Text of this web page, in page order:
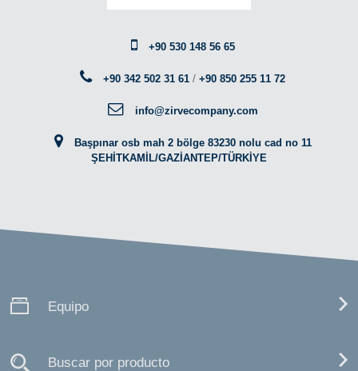
+90 530 148 56 65
+90 342 502 31 61 /+90 850 255 11 72
info@zirvecompany.com
Başpınar osb mah 2 bölge 83230 nolu cad no 11
ŞEHİTKAMİL/GAZİANTEP/TÜRKİYE
Equipo
Buscar por producto